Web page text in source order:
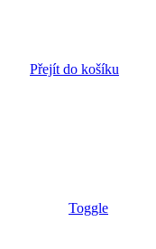
Přejít do košíku
Toggle